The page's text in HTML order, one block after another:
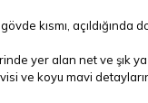
kısmı,
yer alan net ve şık
ve koyu mavi